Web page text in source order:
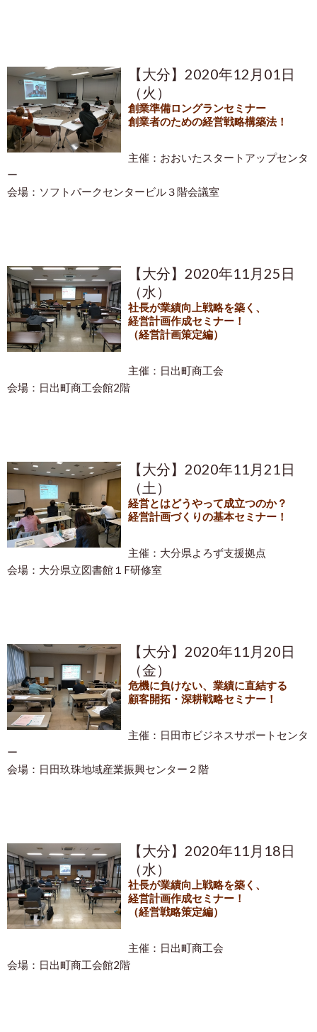
【大分】2020年12月01日
（火）
創業準備ロングランセミナー
創業者のための経営戦略構築法！
主催：おおいたスタートアップセンタ
ー
会場：ソフトパークセンタービル３階会議室
【大分】2020年11月25日
（水）
社長が業績向上戦略を築く、
経営計画作成セミナー！
（経営計画策定編）
主催：日出町商工会
会場：日出町商工会館2階
【大分】2020年11月21日
（土）
経営とはどうやって成立つのか？
経営計画づくりの基本セミナー！
主催：大分県よろず支援拠点
会場：大分県立図書館１F研修室
【大分】2020年11月20日
（金）
危機に負けない、業績に直結する
顧客開拓・深耕戦略セミナー！
主催：日田市ビジネスサポートセンタ
ー
会場：日田玖珠地域産業振興センター２階
【大分】2020年11月18日
（水）
社長が業績向上戦略を築く、
経営計画作成セミナー！
（経営戦略策定編）
主催：日出町商工会
会場：日出町商工会館2階